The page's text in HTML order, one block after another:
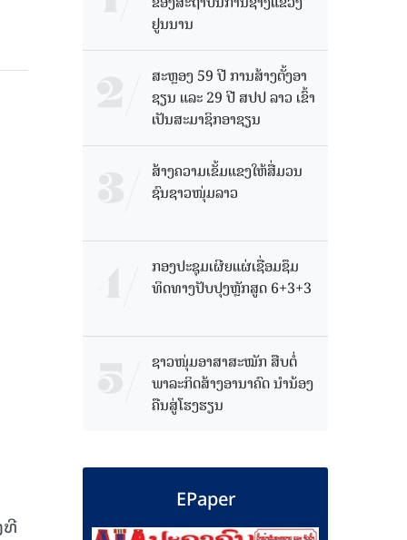
ທີ
ຢູນນານ
ສະຫຼອງ 59 ປີ ການສ້າງຕັ້ງອາ
ຊຽນ ແລະ 29 ປີ ສປປ ລາວ ເຂົ້າ
ເປັນສະມາຊິກອາຊຽນ
ສ້າງຄວາມເຂັ້ມແຂງໃຫ້ສື່ມວນ
ຊົນຊາວໜຸ່ມລາວ
ກອງປະຊຸມເຜີຍແຜ່ເຊື່ອມຊຶມ
ທິດທາງປັບປຸງຫຼັກສູດ 6+3+3
ຊາວໜຸ່ມອາສາສະໝັກ ສືບຕໍ່
ພາລະກິດສ້າງອານາຄົດ ນໍານ້ອງ
ຄືນສູ່ໂຮງຮຽນ
EPaper